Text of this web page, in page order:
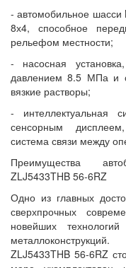
- автомобильное
8х4, способное
рельефом местности;
- насосная
давлением 8.5 МПа и
вязкие растворы;
- интеллектуальная
сенсорным
система связи между
Преимущества
ZLJ5433THB 56-6RZ
Одно из главных
сверхпрочных
новейших
ZLJ5433THB 56-6RZ